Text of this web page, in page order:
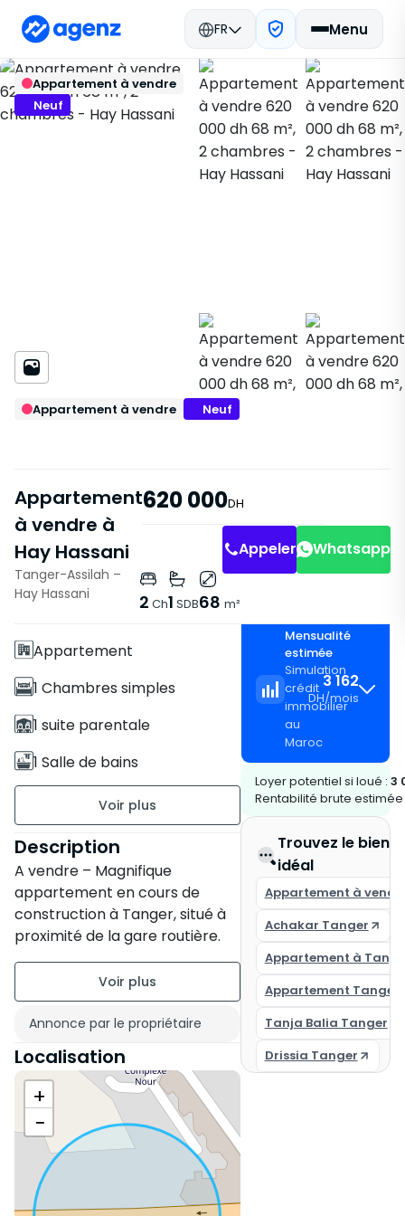
FR Menu
Retour
Immobilier Maroc
Acheter
Tanger
Appartement
Hay Hassani
194244
Enregistrer
Appartement à vendre
Neuf
Appartement à vendre Neuf
Appartement
à vendre à
Hay Hassani
620 000DH
Tanger-Assilah –
Hay Hassani
2 Ch1 SDB68 m²
Appeler Whatsapp
Caractéristiques
Avec Ascenseur
Appartement
1 Chambres simples
1 suite parentale
1 Salle de bains
Non meublé
étage 2 sur 7
4 appartements par palier
Ancienneté de la
État du bien : Neuf
Résidence sécurisée
Terrasse
Balcon de 10 m2
Est
Description
A vendre – Magnifique
appartement en cours de
construction à Tanger, situé à
proximité de la gare routière.
Cette opportunité à saisir est
une adresse idéale pour
profiter de la vie citadine tout
en bénéficiant du confort
moderne. Avec une surface de
68 m², cet appartement sera
disponible dans moins d'un an
et vous promet une belle vue
sur le boulevard.
Le logement inclut les
caractéristiques suivantes :
Deux chambres confortables
Annonce par le propriétaire
Localisation
+
−
Mensualité
estimée
Simulation
crédit
immobilier
au
Maroc
3 162
DH/mois
Loyer potentiel si loué : 3
Rentabilité brute
Trouvez le bien
idéal
Appartement à
Achakar Tanger
Appartement à
Appartement Tanger
Tanja Balia Tanger
Drissia Tanger